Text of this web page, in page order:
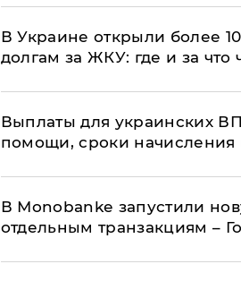
В Украине открыли более
долгам за ЖКУ: где и за что
Выплаты для украинских
помощи, сроки начисления
В Мonobankе запустили
отдельным транзакциям –